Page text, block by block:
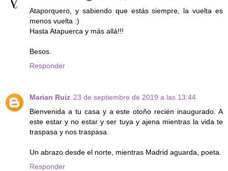
Ataporquero, y sabiendo que estás siempre, la vuelta es
menos vuelta :)
Hasta Atapuerca y más allá!!!
Besos.
Responder
Marian Ruiz 23 de septiembre de 2019 a las 13:44
Bienvenida a tu casa y a este otoño recién inaugurado. A
este estar y no estar y ser tuya y ajena mientras la vida te
traspasa y nos traspasa.
Un abrazo desde el norte, mientras Madrid aguarda, poeta.
Responder